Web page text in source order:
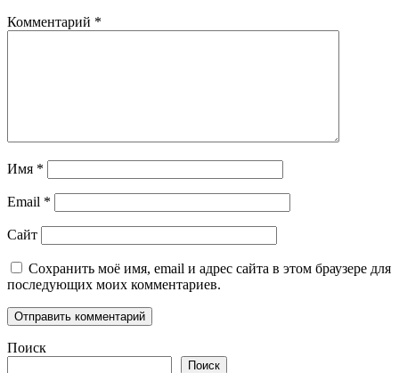
Комментарий *
Имя *
Email *
Сайт
Сохранить моё имя, email и адрес сайта в этом браузере для
последующих моих комментариев.
Поиск
Поиск